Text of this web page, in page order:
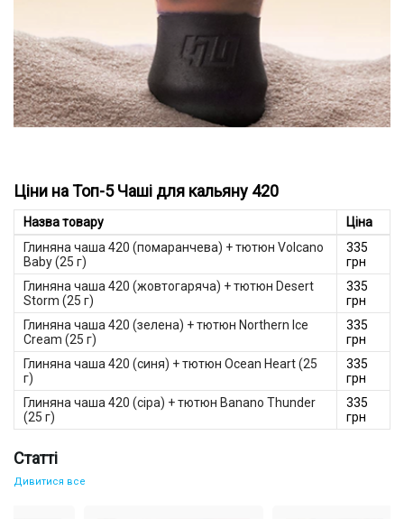
дизайну, відмінної функціональності та надійності. Ці
аксесуари підходять для найвибагливіших кальянників,
забезпечуючи насичений смак тютюну, рівномірне
прогрівання та густий дим. Якщо ви шукаєте стильне та зручне
рішення, чаша 420 Bowls стане вашим незамінним супутником.
Особливості кальянних чаш 420 Bowls
Чаші 420 Bowls вирізняються своїми характеристиками, які
роблять їх популярними серед любителів кальянної культури:
Якісні матеріали Виготовлені із жароміцної глини або
кераміки, вони зберігають тепло протягом усієї сесії
куріння.
Ергономічний дизайн. Конструкція розроблена для
рівномірного прогріву тютюну, що запобігає його
підгоранню та зберігає насиченість смаку.
Універсальність. Підходить для більшості кальянів та
сумісна з різнимикальянними аксесуарами.
сучасний дизайн, який прикрасить будь-який кальянний
сетап.
Ціни на Топ-5 Чаші для кальяну 420
Назва товару
Ціна
Глиняна чаша 420 (помаранчева) + тютюн Volcano
Baby (25 г)
335
грн
Глиняна чаша 420 (жовтогаряча) + тютюн Desert
Storm (25 г)
335
грн
Глиняна чаша 420 (зелена) + тютюн Northern Ice
Cream (25 г)
335
грн
Глиняна чаша 420 (синя) + тютюн Ocean Heart (25
г)
335
грн
Глиняна чаша 420 (сіра) + тютюн Banano Thunder
(25 г)
335
грн
Статті
Дивитися все